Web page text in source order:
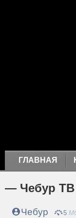
ГЛАВНАЯ
— Чебур ТВ
Чебур 5